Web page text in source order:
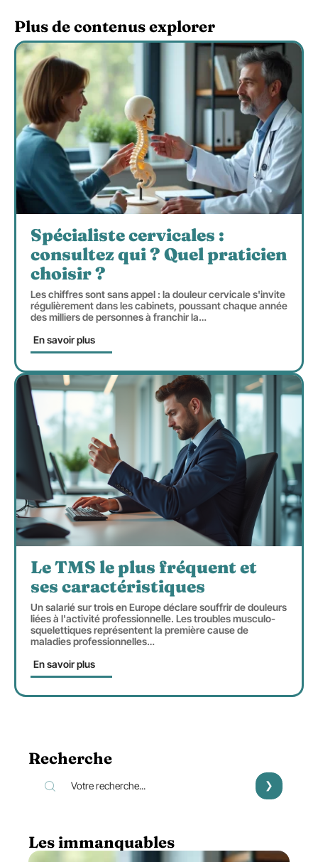
Plus de contenus explorer
Spécialiste cervicales :
consultez qui ? Quel praticien
choisir ?
Les chiffres sont sans appel : la douleur cervicale s'invite
régulièrement dans les cabinets, poussant chaque année
des milliers de personnes à franchir la…
En savoir plus
Le TMS le plus fréquent et
ses caractéristiques
Un salarié sur trois en Europe déclare souffrir de douleurs
liées à l'activité professionnelle. Les troubles musculo-
squelettiques représentent la première cause de
maladies professionnelles…
En savoir plus
Recherche
Les immanquables